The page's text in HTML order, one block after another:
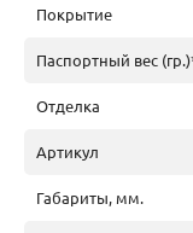
Покрытие
Паспортный вес
Отделка
Артикул
Габариты, мм.